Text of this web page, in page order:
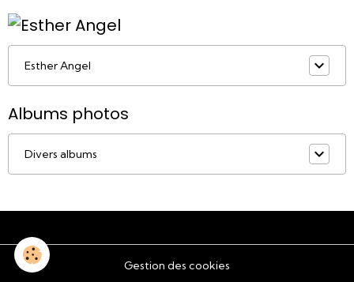
Esther Angel
Albums photos
Divers albums
Gestion des cookies